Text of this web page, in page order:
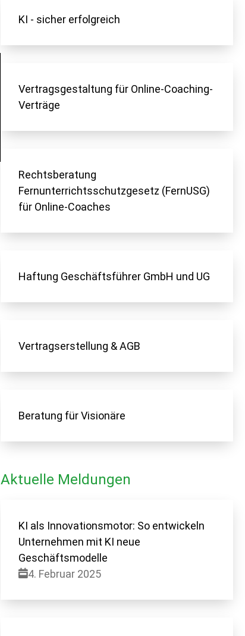
KI - sicher erfolgreich
Vertragsgestaltung für Online-Coaching-
Verträge
Rechtsberatung
Fernunterrichtsschutzgesetz (FernUSG)
für Online-Coaches
Haftung Geschäftsführer GmbH und UG
Vertragserstellung & AGB
Beratung für Visionäre
Aktuelle Meldungen
KI als Innovationsmotor: So entwickeln
Unternehmen mit KI neue
Geschäftsmodelle
4. Februar 2025